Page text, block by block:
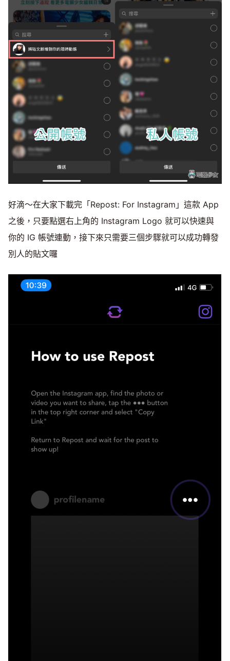
好滴～在大家下載完「Repost: For Instagram」這款 App
之後，只要點選右上角的 Instagram Logo 就可以快速與
你的 IG 帳號連動，接下來只需要三個步驟就可以成功轉發
別人的貼文囉